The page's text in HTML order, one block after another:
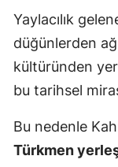
Yaylacılık
düğünlerden
kültüründen
bu tarihsel
Bu nedenle
Türkmen